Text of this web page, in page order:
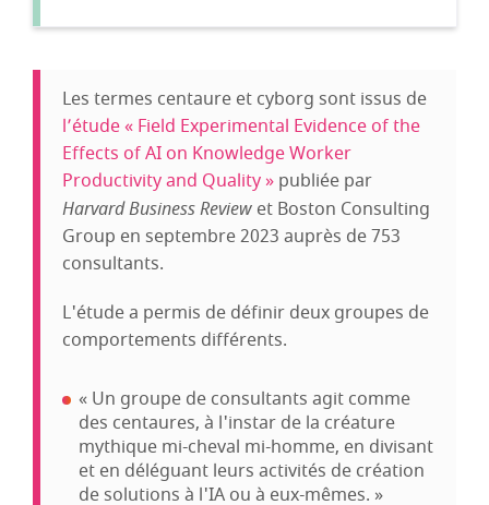
Les termes centaure et cyborg sont issus de
l’étude « Field Experimental Evidence of the
Effects of AI on Knowledge Worker
Productivity and Quality » publiée par
Harvard Business Review et Boston Consulting
Group en septembre 2023 auprès de 753
consultants.
L'étude a permis de définir deux groupes de
comportements différents.
« Un groupe de consultants agit comme
des centaures, à l'instar de la créature
mythique mi-cheval mi-homme, en divisant
et en déléguant leurs activités de création
de solutions à l'IA ou à eux-mêmes. »